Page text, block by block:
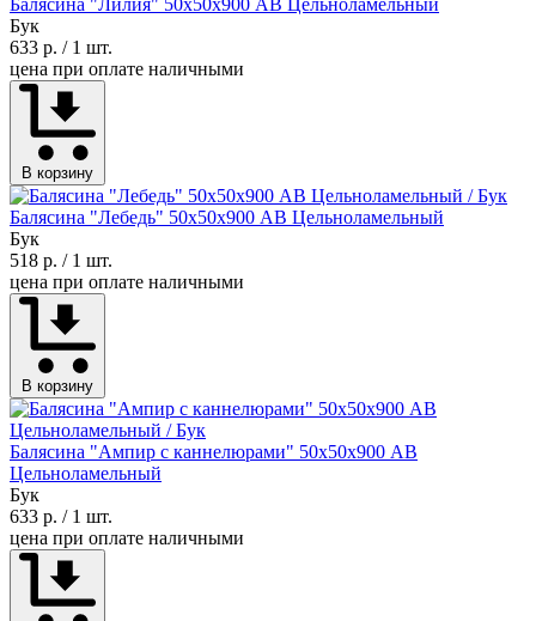
Бук
633 р. / 1 шт.
цена при оплате наличными
В корзину
Балясина "Лебедь" 50х50х900 АВ Цельноламельный
Бук
518 р. / 1 шт.
цена при оплате наличными
В корзину
Балясина "Ампир с каннелюрами" 50х50х900 АВ
Цельноламельный
Бук
633 р. / 1 шт.
цена при оплате наличными